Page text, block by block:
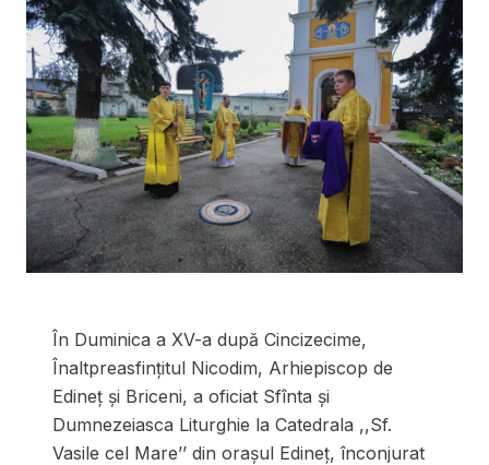
În Duminica a XV-a după Cincizecime,
Înaltpreasfințitul Nicodim, Arhiepiscop de
Edineț și Briceni, a oficiat Sfînta și
Dumnezeiasca Liturghie la Catedrala ,,Sf.
Vasile cel Mare’’ din orașul Edineț, înconjurat